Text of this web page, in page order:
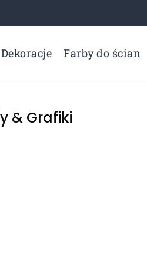
Dekoracje Farby do ścian
& Grafiki